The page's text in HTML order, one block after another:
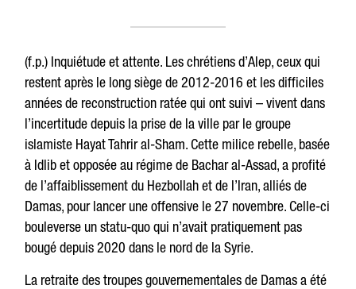
(f.p.) Inquiétude et attente. Les chrétiens d’Alep, ceux qui
restent après le long siège de 2012-2016 et les difficiles
années de reconstruction ratée qui ont suivi – vivent dans
l’incertitude depuis la prise de la ville par le groupe
islamiste Hayat Tahrir al-Sham. Cette milice rebelle, basée
à Idlib et opposée au régime de Bachar al-Assad, a profité
de l’affaiblissement du Hezbollah et de l’Iran, alliés de
Damas, pour lancer une offensive le 27 novembre. Celle-ci
bouleverse un statu-quo qui n’avait pratiquement pas
bougé depuis 2020 dans le nord de la Syrie.
La retraite des troupes gouvernementales de Damas a été